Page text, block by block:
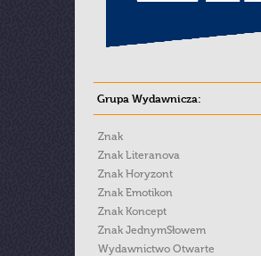
Grupa Wydawnicza:
Znak
Znak Literanova
Znak Horyzont
Znak Emotikon
Znak Koncept
Znak JednymSłowem
Wydawnictwo Otwarte